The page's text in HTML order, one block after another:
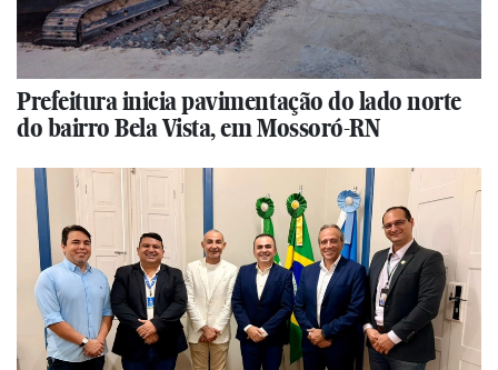
Prefeitura inicia pavimentação do lado norte
do bairro Bela Vista, em Mossoró-RN